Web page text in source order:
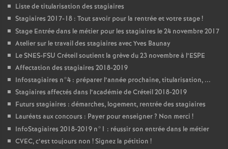
Liste de titularisation des stagiaires
Stagiaires 2017-18 : Tout savoir pour la rentrée et votre stage!
Stage Entrée dans le métier pour les stagiaires le 24 novembre 2017
Atelier sur le travail des stagiaires avec Yves Baunay
LeSNES-FSU Créteil soutient la grève du 23 novembre à l’ESPE
Affectation des stagiaires 2018-2019
Infostagiaires n°4 : préparer l’année prochaine, titularisation, ...
Stagiaires affectés dans l’académie de Créteil 2018-2019
Futurs stagiaires : démarches, logement, rentrée des stagiaires
Lauréats aux concours : Payer pour enseigner? Non merci !
InfoStagiaires 2018-2019 n°1 : réussir son entrée dans le métier
CVEC, c’est toujours non ! Signez la pétition !